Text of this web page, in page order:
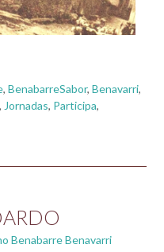
, BenabarreSabor, Benavarri,
, Jornadas, Participa,
Benabarre Benavarri